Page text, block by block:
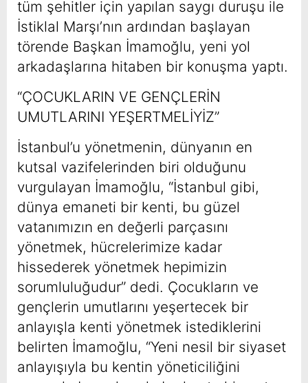
tüm şehitler için yapılan saygı duruşu ile
İstiklal Marşı’nın ardından başlayan
törende Başkan İmamoğlu, yeni yol
arkadaşlarına hitaben bir konuşma yaptı.
“ÇOCUKLARIN VE GENÇLERİN
UMUTLARINI YEŞERTMELİYİZ”
İstanbul’u yönetmenin, dünyanın en
kutsal vazifelerinden biri olduğunu
vurgulayan İmamoğlu, “İstanbul gibi,
dünya emaneti bir kenti, bu güzel
vatanımızın en değerli parçasını
yönetmek, hücrelerimize kadar
hissederek yönetmek hepimizin
sorumluluğudur” dedi. Çocukların ve
gençlerin umutlarını yeşertecek bir
anlayışla kenti yönetmek istediklerini
belirten İmamoğlu, “Yeni nesil bir siyaset
anlayışıyla bu kentin yöneticiliğini